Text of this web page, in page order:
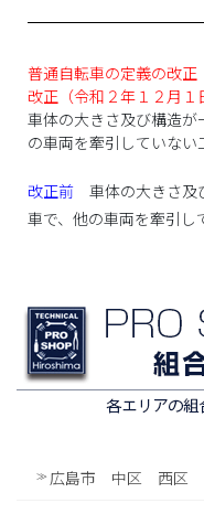
普通自転車の定義の改正
改正（令和２年１２月１
車体の大きさ及び構造
の車両を牽引していな
改正前 車体の大きさ及
車で、他の車両を牽引し
広島市 中区 西区